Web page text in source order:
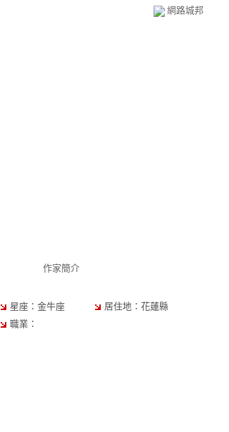
網路城邦
作家簡介
星座：金牛座
居住地：花蓮縣
職業：